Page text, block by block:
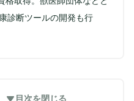
診断ツールの開発も行
目次を閉じる